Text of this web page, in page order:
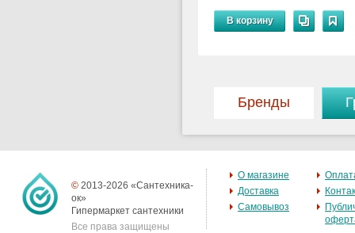
В корзину
Бренды
© 2013-2026 «Сантехника-
ок»
Гипермаркет сантехники
Все права защищены
О магазине
Доставка
Самовывоз